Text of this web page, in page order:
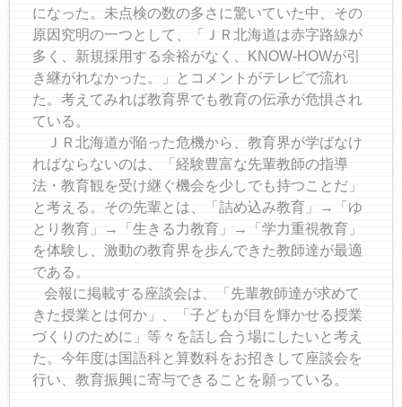
になった。未点検の数の多さに驚いていた中、その
原因究明の一つとして、「ＪＲ北海道は赤字路線が
多く、新規採用する余裕がなく、KNOW-HOWが引
き継がれなかった。」とコメントがテレビで流れ
た。考えてみれば教育界でも教育の伝承が危惧され
ている。
ＪＲ北海道が陥った危機から、教育界が学ばなけ
ればならないのは、「経験豊富な先輩教師の指導
法・教育観を受け継ぐ機会を少しでも持つことだ」
と考える。その先輩とは、「詰め込み教育」→「ゆ
とり教育」→「生きる力教育」→「学力重視教育」
を体験し、激動の教育界を歩んできた教師達が最適
である。
会報に掲載する座談会は、「先輩教師達が求めて
きた授業とは何か」、「子どもが目を輝かせる授業
づくりのために」等々を話し合う場にしたいと考え
た。今年度は国語科と算数科をお招きして座談会を
行い、教育振興に寄与できることを願っている。